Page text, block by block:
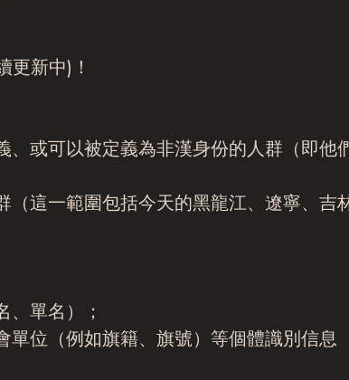
新中)！
或可以被定義為非漢身份的人群（即他
這一範圍包括今天的黑龍江、遼寧、吉
單名）；
位（例如旗籍、旗號）等個體識別信息